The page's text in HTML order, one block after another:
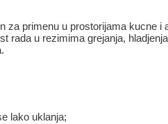
za primenu u prostorijama kucne
rada u rezimima grejanja,
lako uklanja;